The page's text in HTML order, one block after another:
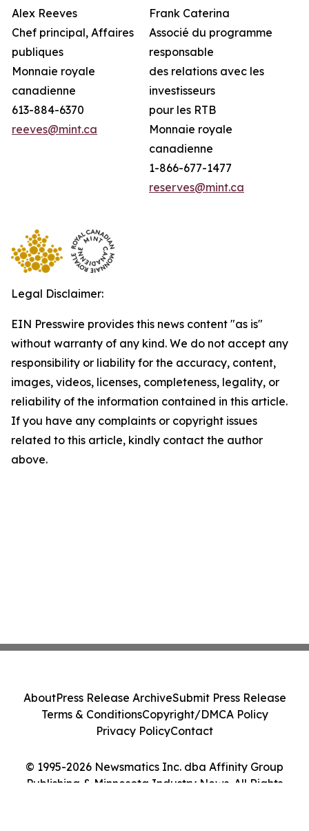
Alex Reeves
Chef principal, Affaires
publiques
Monnaie royale
canadienne
613-884-6370
reeves@mint.ca
Frank Caterina
Associé du programme
responsable
des relations avec les
investisseurs
pour les RTB
Monnaie royale
canadienne
1-866-677-1477
reserves@mint.ca
Legal Disclaimer:
EIN Presswire provides this news content "as is"
without warranty of any kind. We do not accept any
responsibility or liability for the accuracy, content,
images, videos, licenses, completeness, legality, or
reliability of the information contained in this article.
If you have any complaints or copyright issues
related to this article, kindly contact the author
above.
© 1995-2026 Newsmatics Inc. dba Affinity Group
Publishing & Minnesota Industry News. All Rights
AboutPress Release ArchiveSubmit Press Release
Terms & ConditionsCopyright/DMCA Policy
Privacy PolicyContact